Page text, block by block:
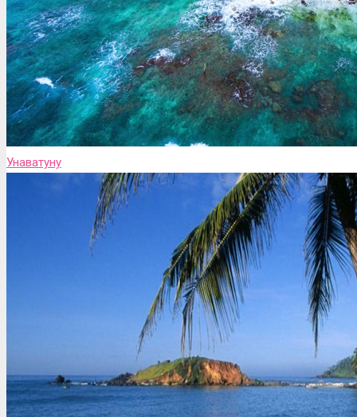
Унаватуну